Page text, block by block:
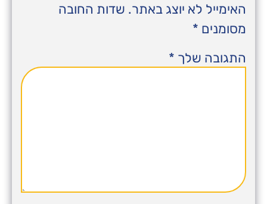
האימייל לא יוצג באתר. שדות החובה
מסומנים *
התגובה שלך *